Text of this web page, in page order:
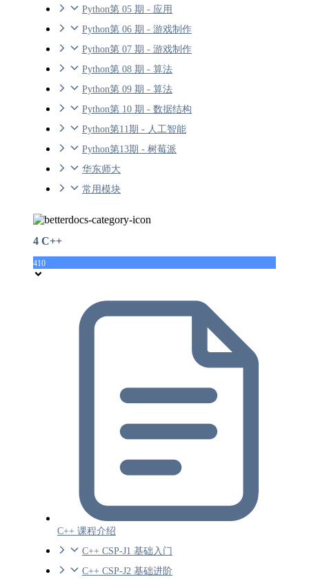
Python第 05 期 - 应用
Python第 06 期 - 游戏制作
Python第 07 期 - 游戏制作
Python第 08 期 - 算法
Python第 09 期 - 算法
Python第 10 期 - 数据结构
Python第11期 - 人工智能
Python第13期 - 树莓派
华东师大
常用模块
4 C++
410
C++ 课程介绍
C++ CSP-J1 基础入门
C++ CSP-J2 基础进阶